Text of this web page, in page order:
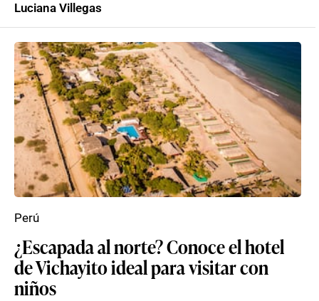
Luciana Villegas
¿Escapada al norte? Conoce el hotel
de Vichayito ideal para visitar con
niños
Perú